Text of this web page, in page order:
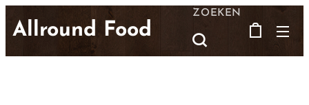
Allround Food
ZOEKEN